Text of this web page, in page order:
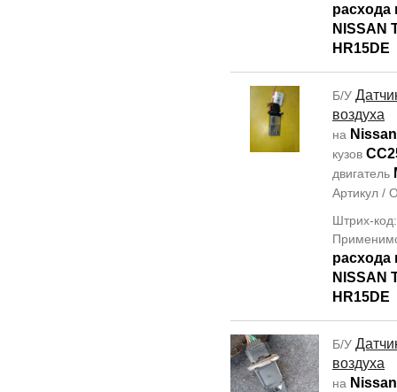
расхода
NISSAN
HR15DE
Б/У
воздуха
на
кузов
двигатель
Артикул /
Штрих-
расхода
NISSAN
HR15DE
Б/У
воздуха
на Nissan